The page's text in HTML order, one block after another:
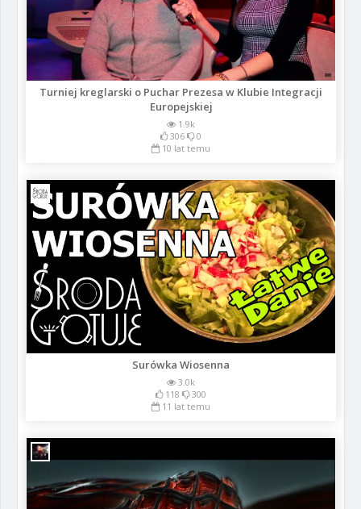
Turniej kreglarski o Puchar Prezesa w Klubie Integracji
Europejskiej
1.9k
306
0
10 lat temu
Surówka Wiosenna
3.0k
118
300
11 lat temu